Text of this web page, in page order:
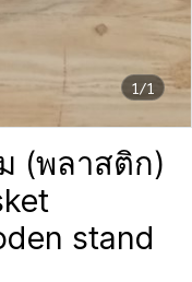
1/1
(พลาสติก)
stand